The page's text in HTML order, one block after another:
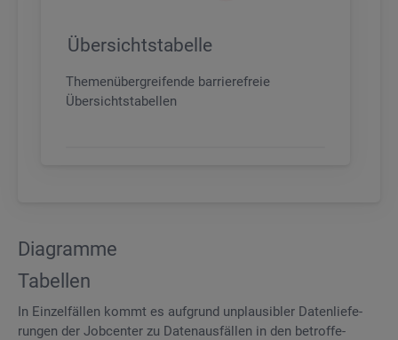
Übersichtstabelle
Themenübergreifende barrierefreie
Übersichtstabellen
Dia­gram­me
Ta­bel­len
In Ein­zel­fäl­len kommt es auf­grund un­plau­si­bler Da­ten­lie­fe­
run­gen der Job­cen­ter zu Da­ten­aus­fäl­len in den be­trof­fe­